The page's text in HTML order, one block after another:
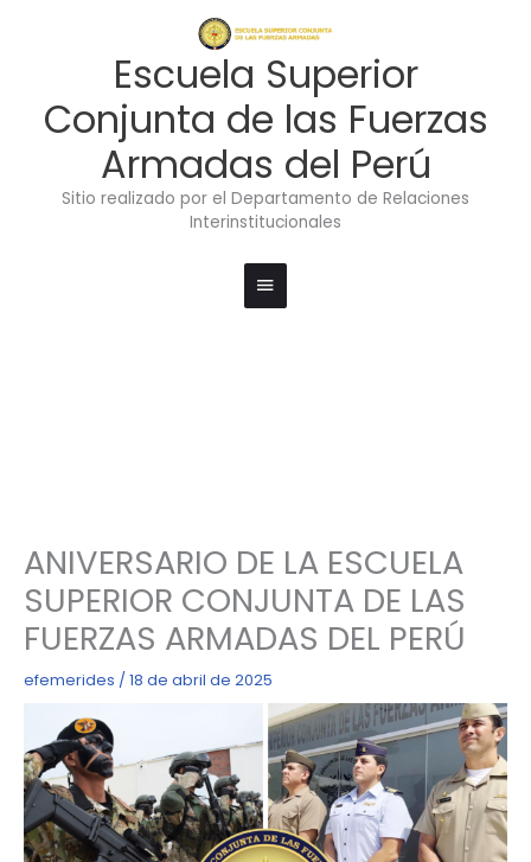
Escuela Superior
Conjunta de las Fuerzas
Armadas del Perú
Sitio realizado por el Departamento de Relaciones
Interinstitucionales
principal
ANIVERSARIO DE LA ESCUELA
SUPERIOR CONJUNTA DE LAS
FUERZAS ARMADAS DEL PERÚ
efemerides / 18 de abril de 2025